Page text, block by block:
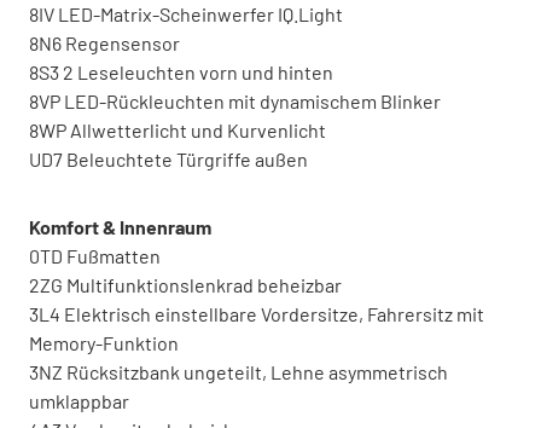
8IV LED-Matrix-Scheinwerfer IQ.Light
8N6 Regensensor
8S3 2 Leseleuchten vorn und hinten
8VP LED-Rückleuchten mit dynamischem Blinker
8WP Allwetterlicht und Kurvenlicht
UD7 Beleuchtete Türgriffe außen
Komfort & Innenraum
0TD Fußmatten
2ZG Multifunktionslenkrad beheizbar
3L4 Elektrisch einstellbare Vordersitze, Fahrersitz mit
Memory-Funktion
3NZ Rücksitzbank ungeteilt, Lehne asymmetrisch
umklappbar